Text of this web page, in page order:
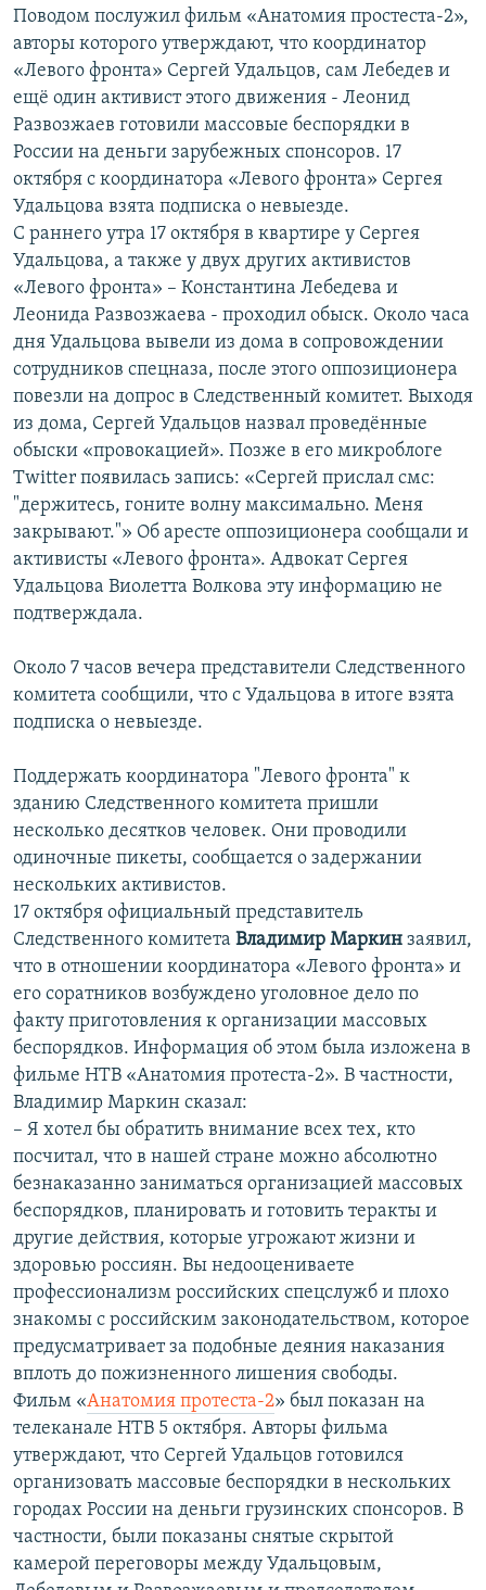
Поводом послужил фильм «Анатомия простеста-2»,
авторы которого утверждают, что координатор
«Левого фронта» Сергей Удальцов, сам Лебедев и
ещё один активист этого движения - Леонид
Развозжаев готовили массовые беспорядки в
России на деньги зарубежных спонсоров. 17
октября с координатора «Левого фронта» Сергея
Удальцова взята подписка о невыезде.
C раннего утра 17 октября в квартире у Сергея
Удальцова, а также у двух других активистов
«Левого фронта» – Константина Лебедева и
Леонида Развозжаева - проходил обыск. Около часа
дня Удальцова вывели из дома в сопровождении
сотрудников спецназа, после этого оппозиционера
повезли на допрос в Следственный комитет. Выходя
из дома, Сергей Удальцов назвал проведённые
обыски «провокацией». Позже в его микроблоге
Twitter появилась запись: «Сергей прислал смс:
"держитесь, гоните волну максимально. Меня
закрывают."» Об аресте оппозиционера сообщали и
активисты «Левого фронта». Адвокат Сергея
Удальцова Виолетта Волкова эту информацию не
подтверждала.
Около 7 часов вечера представители Следственного
комитета сообщили, что с Удальцова в итоге взята
подписка о невыезде.
Поддержать координатора "Левого фронта" к
зданию Следственного комитета пришли
несколько десятков человек. Они проводили
одиночные пикеты, сообщается о задержании
нескольких активистов.
17 октября официальный представитель
Следственного комитета Владимир Маркин заявил,
что в отношении координатора «Левого фронта» и
его соратников возбуждено уголовное дело по
факту приготовления к организации массовых
беспорядков. Информация об этом была изложена в
фильме НТВ «Анатомия протеста-2». В частности,
Владимир Маркин сказал:
– Я хотел бы обратить внимание всех тех, кто
посчитал, что в нашей стране можно абсолютно
безнаказанно заниматься организацией массовых
беспорядков, планировать и готовить теракты и
другие действия, которые угрожают жизни и
здоровью россиян. Вы недооцениваете
профессионализм российских спецслужб и плохо
знакомы с российским законодательством, которое
предусматривает за подобные деяния наказания
вплоть до пожизненного лишения свободы.
Фильм «Анатомия протеста-2» был показан на
телеканале НТВ 5 октября. Авторы фильма
утверждают, что Сергей Удальцов готовился
организовать массовые беспорядки в нескольких
городах России на деньги грузинских спонсоров. В
частности, были показаны снятые скрытой
камерой переговоры между Удальцовым,